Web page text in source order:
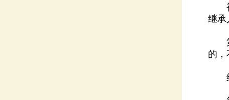
继承
的，
继